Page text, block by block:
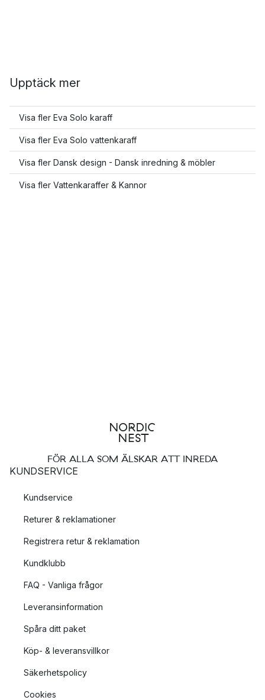
Upptäck mer
Visa fler Eva Solo karaff
Visa fler Eva Solo vattenkaraff
Visa fler Dansk design - Dansk inredning & möbler
Visa fler Vattenkaraffer & Kannor
FÖR ALLA SOM ÄLSKAR ATT INREDA
KUNDSERVICE
Kundservice
Returer & reklamationer
Registrera retur & reklamation
Kundklubb
FAQ - Vanliga frågor
Leveransinformation
Spåra ditt paket
Köp- & leveransvillkor
Säkerhetspolicy
Cookies